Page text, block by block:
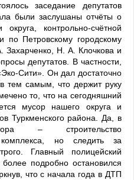
заседание депутатов
были заслушаны отчёты о
округа, контрольно-счётной
Петровскому городскому
Захарченко, Н. А. Клочкова и
депутатов. В частности,
Сити». Он дал достаточно
тем самым, что держит руку
то, что на сегодняшний
мусор нашего округа и
Туркменского района. Да, в
– строительство
комплекса, но следить за
Главный полицейский
подробно остановился
что с начала года в ДТП